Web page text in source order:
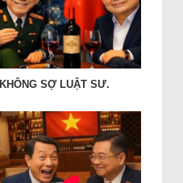
KHÔNG SỢ LUẬT SƯ.